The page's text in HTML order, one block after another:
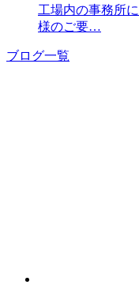
工場内の事務所
様のご要…
ブログ一覧